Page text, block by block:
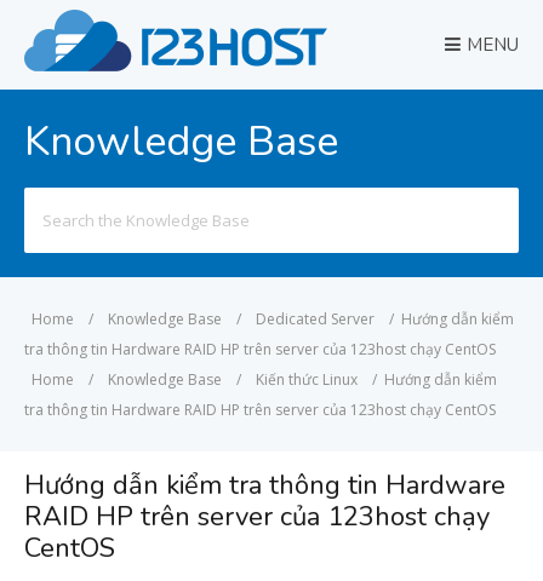
MENU
Knowledge Base
for:
Home / Knowledge Base / Dedicated Server / Hướng dẫn kiểm
tra thông tin Hardware RAID HP trên server của 123host chạy CentOS
Home
/ Knowledge Base / Kiến thức Linux / Hướng dẫn kiểm
tra thông tin Hardware RAID HP trên server của 123host chạy CentOS
Hướng dẫn kiểm tra thông tin Hardware
RAID HP trên server của 123host chạy
CentOS